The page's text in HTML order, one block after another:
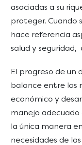
asociadas a su
proteger. Cuando
hace referencia
salud y seguridad,
El progreso de un
balance entre las
económico y
manejoadecuado
la única manera
necesidades de